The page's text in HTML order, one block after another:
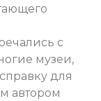
с
музеи,
для
автором